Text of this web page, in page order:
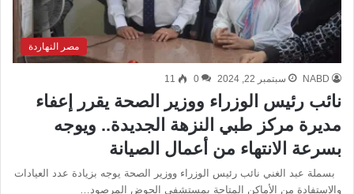
مصر النهاردة
NABD سبتمبر 22, 2024 0
11
نائب رئيس الوزراء ووزير الصحة يقرر إعفاء
مديرة مركز طبي النزهة الجديدة.. ويوجه
بسرعة الانتهاء من أعمال الصيانة
بسملة عبد الغني نائب رئيس الوزراء ووزير الصحة يوجه بزيادة عدد العيادات
والاستفادة من الأماكن المتاحة بمستشفى الحوض المرصود…